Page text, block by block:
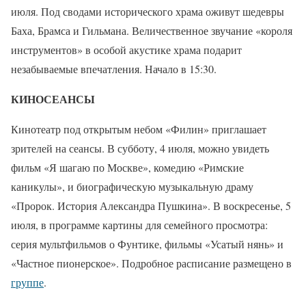
июля. Под сводами исторического храма оживут шедевры
Баха, Брамса и Гильмана. Величественное звучание «короля
инструментов» в особой акустике храма подарит
незабываемые впечатления. Начало в 15:30.
КИНОСЕАНСЫ
Кинотеатр под открытым небом «Филин» приглашает
зрителей на сеансы. В субботу, 4 июля, можно увидеть
фильм «Я шагаю по Москве», комедию «Римские
каникулы», и биографическую музыкальную драму
«Пророк. История Александра Пушкина». В воскресенье, 5
июля, в программе картины для семейного просмотра:
серия мультфильмов о Фунтике, фильмы «Усатый нянь» и
«Частное пионерское». Подробное расписание размещено в
группе.